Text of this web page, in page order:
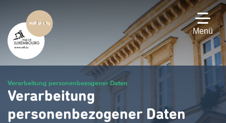
Hauptinhalt
gehen
Menü
Verarbeitung personenbezogener Daten
Verarbeitung
personenbezogener Daten